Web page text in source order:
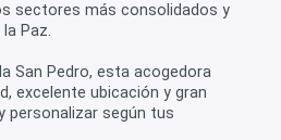
sectores más consolidados y
Paz.
San Pedro, esta acogedora
excelente ubicación y gran
personalizar según tus